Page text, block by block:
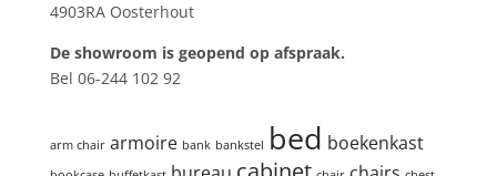
4903RA Oosterhout
De showroom is geopend op afspraak.
Bel 06-244 102 92
arm chair armoire bank bankstel bed boekenkast